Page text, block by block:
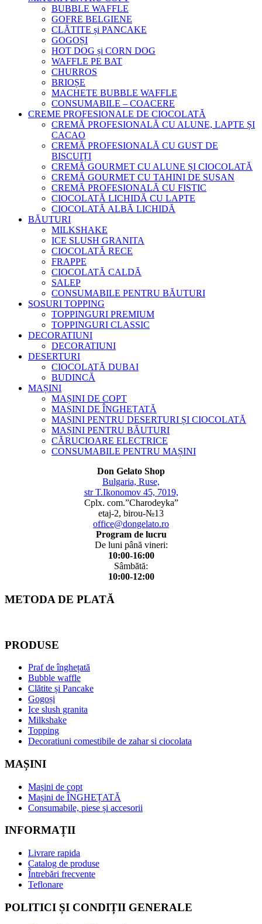
BUBBLE WAFFLE
GOFRE BELGIENE
CLĂTITE și PANCAKE
GOGOȘI
HOT DOG și CORN DOG
WAFFLE PE BAT
CHURROS
BRIOȘE
MACHETE BUBBLE WAFFLE
CONSUMABILE – COACERE
CREME PROFESIONALE DE CIOCOLATĂ
CREMĂ PROFESIONALĂ CU ALUNE, LAPTE ȘI
CACAO
CREMĂ PROFESIONALĂ CU GUST DE
BISCUIȚI
CREMĂ GOURMET CU ALUNE ȘI CIOCOLATĂ
CREMĂ GOURMET CU TAHINI DE SUSAN
CREMĂ PROFESIONALĂ CU FISTIC
CIOCOLATĂ LICHIDĂ CU LAPTE
CIOCOLATĂ ALBĂ LICHIDĂ
BĂUTURI
MILKSHAKE
ICE SLUSH GRANITA
CIOCOLATĂ RECE
FRAPPE
CIOCOLATĂ CALDĂ
SALEP
CONSUMABILE PENTRU BĂUTURI
SOSURI TOPPING
TOPPINGURI PREMIUM
TOPPINGURI CLASSIC
DECORATIUNI
DECORATIUNI
DESERTURI
CIOCOLATĂ DUBAI
BUDINCĂ
MAȘINI
MAȘINI DE COPT
MAȘINI DE ÎNGHEȚATĂ
MAȘINI PENTRU DESERTURI ȘI CIOCOLATĂ
MAȘINI PENTRU BĂUTURI
CĂRUCIOARE ELECTRICE
CONSUMABILE PENTRU MAȘINI
Don Gelato Shop
Bulgaria, Ruse,
str T.Ikonomov 45, 7019,
Cplx. com.”Charodeyka”
etaj-2, birou-№13
office@dongelato.ro
Program de lucru
De luni până vineri:
10:00-16:00
Sâmbătă:
10:00-12:00
METODA DE PLATĂ
PRODUSE
Praf de înghețată
Bubble waffle
Clătite și Pancake
Gogoși
Ice slush granita
Milkshake
Topping
Decoratiuni comestibile de zahar si ciocolata
MAȘINI
Mașini de copt
Mașini de ÎNGHEȚATĂ
Consumabile, piese și accesorii
INFORMAȚII
Livrare rapida
Catalog de produse
Întrebări frecvente
Teflonare
POLITICI ȘI CONDIȚII GENERALE